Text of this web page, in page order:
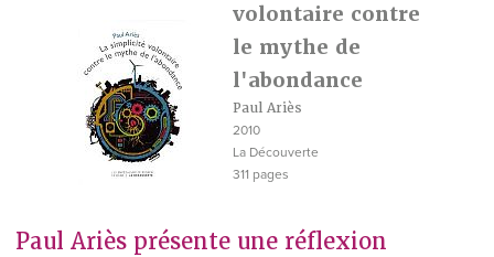
volontaire contre
le mythe de
l'abondance
Paul Ariès
2010
La Découverte
311 pages
Paul Ariès présente une réflexion